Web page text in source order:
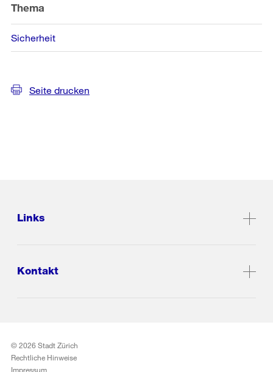
Thema
Sicherheit
Seite drucken
Links
Kontakt
© 2026 Stadt Zürich
Rechtliche Hinweise
Impressum